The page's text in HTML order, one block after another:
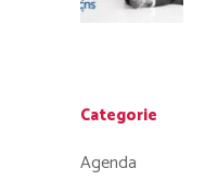
Categorie
Agenda